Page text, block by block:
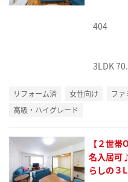
404
3LDK
リフォーム済 女性向け ファ
高級・ハイグレード
【２世
名入居可
らしの３